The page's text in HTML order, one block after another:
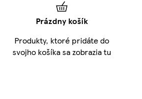
Prázdny košík
Produkty, ktoré pridáte do
svojho košíka sa zobrazia tu